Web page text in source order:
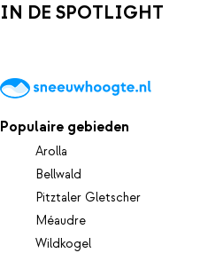
IN DE SPOTLIGHT
Populaire gebieden
Arolla
Bellwald
Pitztaler Gletscher
Méaudre
Wildkogel